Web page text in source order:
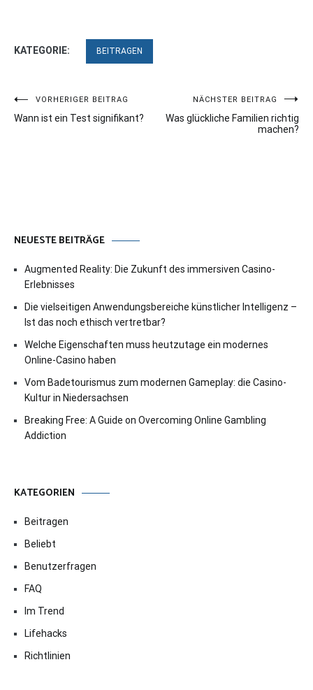
KATEGORIE: BEITRAGEN
Beitragsnavigation
VORHERIGER BEITRAG
Wann ist ein Test signifikant?
NÄCHSTER BEITRAG
Was glückliche Familien richtig
machen?
NEUESTE BEITRÄGE
Augmented Reality: Die Zukunft des immersiven Casino-
Erlebnisses
Die vielseitigen Anwendungsbereiche künstlicher Intelligenz –
Ist das noch ethisch vertretbar?
Welche Eigenschaften muss heutzutage ein modernes
Online-Casino haben
Vom Badetourismus zum modernen Gameplay: die Casino-
Kultur in Niedersachsen
Breaking Free: A Guide on Overcoming Online Gambling
Addiction
KATEGORIEN
Beitragen
Beliebt
Benutzerfragen
FAQ
Im Trend
Lifehacks
Richtlinien